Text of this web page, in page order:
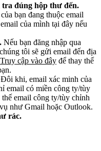
đúng hộp thư đến.
bạn đang thuộc email
của mình tại đây nếu
Nếu bạn đăng nhập qua
tôi sẽ gửi email đến địa
Truy cập vào đây để thay thế
Đôi khi, email xác minh của
email có miền công ty/tùy
thế email công ty/tùy chỉnh
như Gmail hoặc Outlook.
rác.